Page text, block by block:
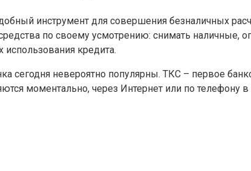
инструмент для совершения безналичных
по своему усмотрению: снимать наличные,
кредита.
сегодня невероятно популярны. ТКС – первое
моментально, через Интернет или по телефону